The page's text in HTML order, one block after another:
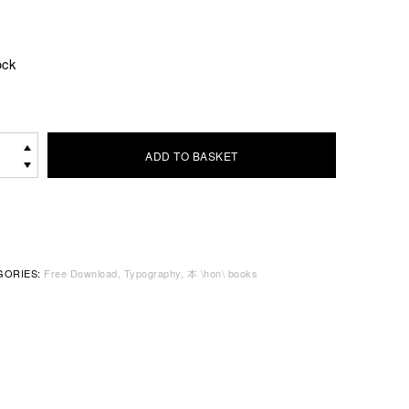
ADD TO BASKET
Free Download Typography 本 \hon\ books